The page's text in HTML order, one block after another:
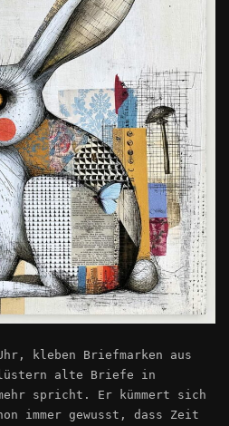
kleben Briefmarken aus
alte Briefe in
spricht. Er kümmert sich
immer gewusst, dass Zeit